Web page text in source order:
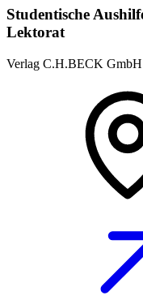
Studentische
Lektorat
Verlag C.H.BECK